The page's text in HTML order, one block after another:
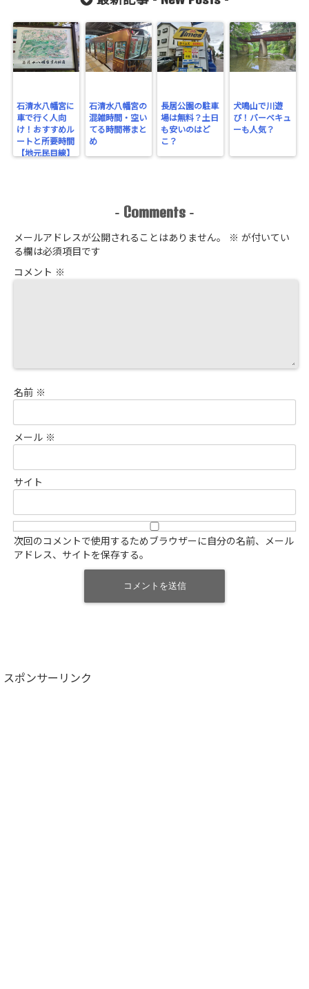
石清水八幡宮に
車で行く人向
け！おすすめル
ートと所要時間
【地元民目線】
石清水八幡宮の
混雑時間・空い
てる時間帯まと
め
長居公園の駐車
場は無料？土日
も安いのはど
こ？
犬鳴山で川遊
び！バーベキュ
ーも人気？
- Comments -
メールアドレスが公開されることはありません。 ※ が付いてい
る欄は必須項目です
コメント ※
名前 ※
メール ※
サイト
次回のコメントで使用するためブラウザーに自分の名前、メール
アドレス、サイトを保存する。
スポンサーリンク